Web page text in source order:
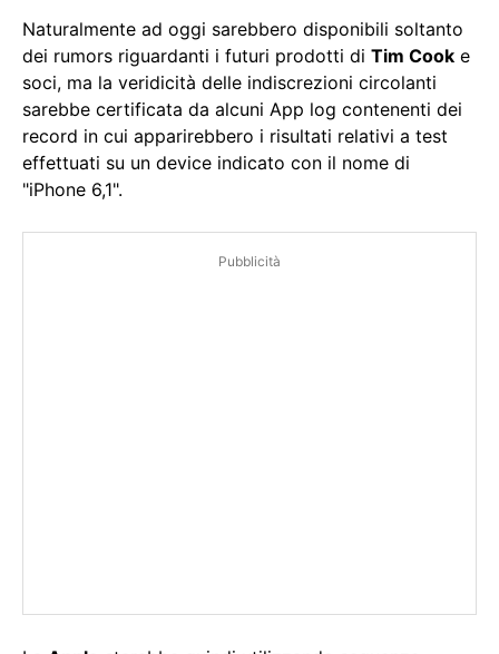
Naturalmente ad oggi sarebbero disponibili soltanto
dei rumors riguardanti i futuri prodotti di Tim Cook e
soci, ma la veridicità delle indiscrezioni circolanti
sarebbe certificata da alcuni App log contenenti dei
record in cui apparirebbero i risultati relativi a test
effettuati su un device indicato con il nome di
"iPhone 6,1".
Pubblicità